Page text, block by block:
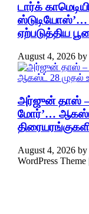
டார்க்
ஸ்டுடியோஸ்’…
ஏற்படுத்திய
August 4, 2026by
அர்ஜுன் தாஸ்
மோர்’… ஆகஸ்ட்
August 4, 2026by
WordPress Theme |